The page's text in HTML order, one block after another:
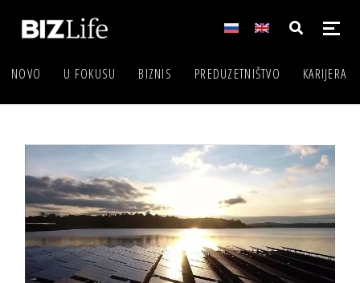
NOVO U FOKUSU BIZNIS PREDUZETNIŠTVO KARIJERA